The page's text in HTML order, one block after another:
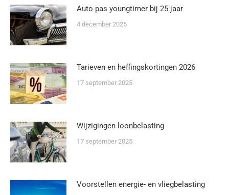
Auto pas youngtimer bij 25 jaar
4 december 2025
Tarieven en heffingskortingen 2026
17 september 2025
Wijzigingen loonbelasting
17 september 2025
Voorstellen energie- en vliegbelasting